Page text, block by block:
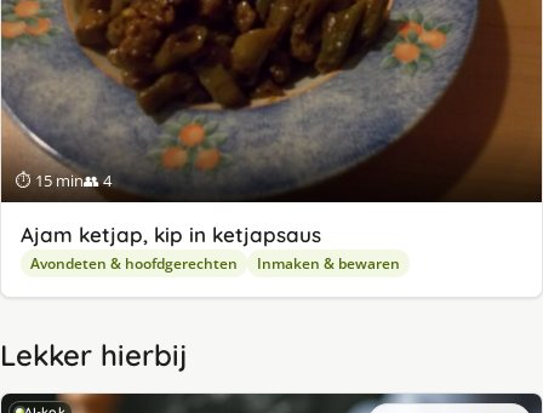
⏱ 15 min👥 4
Ajam ketjap, kip in ketjapsaus
Avondeten & hoofdgerechten Inmaken & bewaren
Lekker hierbij